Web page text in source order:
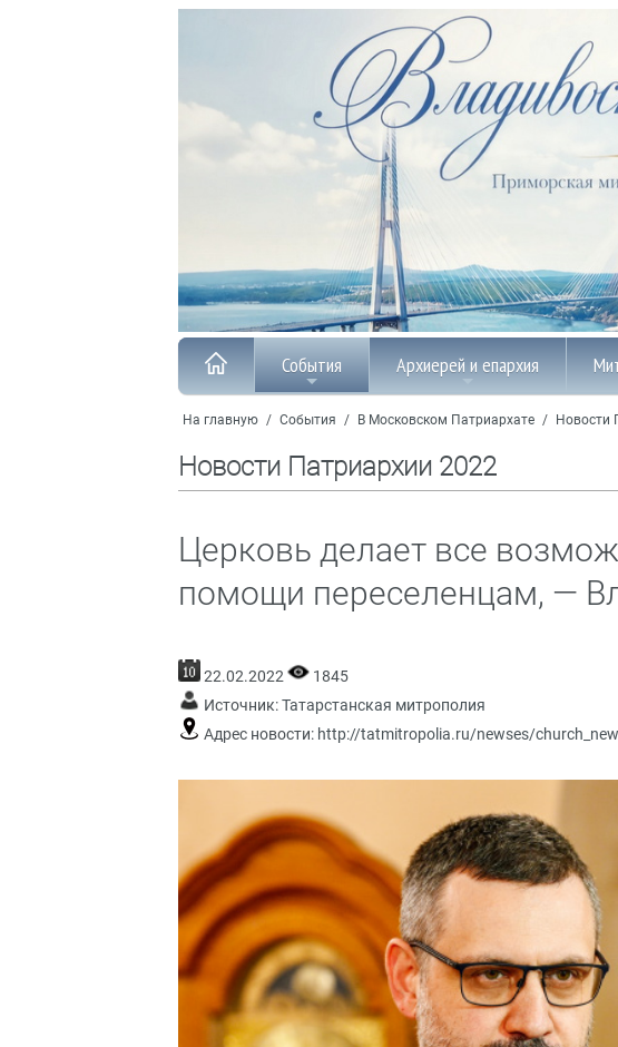
События Архиерей и епархия
На главную / События / В Московском Патриархате / Новости
Новости Патриархии 2022
Церковь делает все
помощи переселенцам, —
22.02.2022
1845
Источник:Татарстанская митрополия
Адрес новости: http://tatmitropolia.ru/newses/